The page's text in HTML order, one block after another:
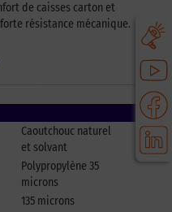
de caisses carton et
résistance mécanique.
Caoutchouc naturel
et solvant
Polypropylène 35
microns
135 microns